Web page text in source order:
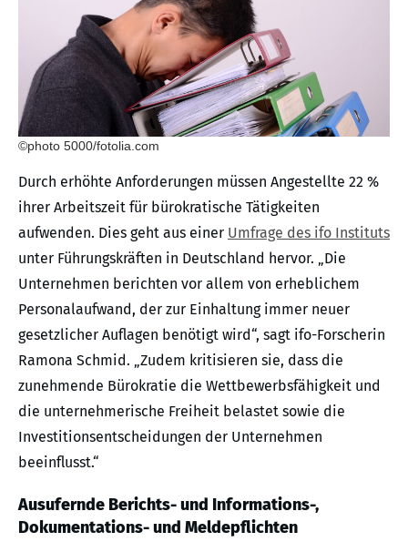
©photo 5000/fotolia.com
Durch erhöhte Anforderungen müssen Angestellte 22 %
ihrer Arbeitszeit für bürokratische Tätigkeiten
aufwenden. Dies geht aus einer Umfrage des ifo Instituts
unter Führungskräften in Deutschland hervor. „Die
Unternehmen berichten vor allem von erheblichem
Personalaufwand, der zur Einhaltung immer neuer
gesetzlicher Auflagen benötigt wird“, sagt ifo-Forscherin
Ramona Schmid. „Zudem kritisieren sie, dass die
zunehmende Bürokratie die Wettbewerbsfähigkeit und
die unternehmerische Freiheit belastet sowie die
Investitionsentscheidungen der Unternehmen
beeinflusst.“
Ausufernde Berichts- und Informations-,
Dokumentations- und Meldepflichten